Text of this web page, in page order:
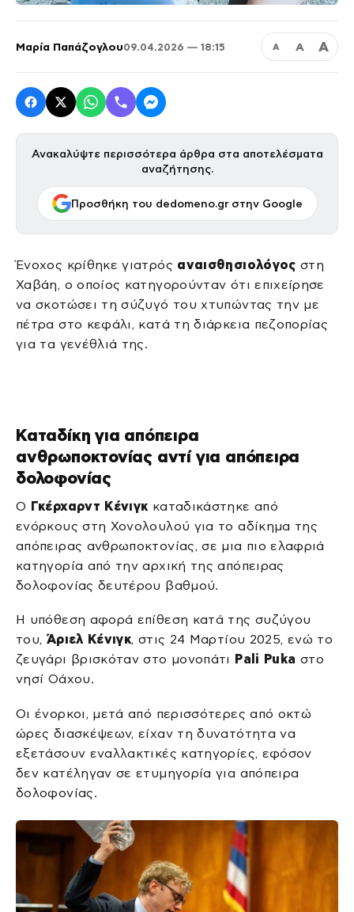
Μαρία Παπάζογλου09.04.2026 — 18:15 Α Α Α
Ανακαλύψτε περισσότερα άρθρα στα αποτελέσματα
αναζήτησης.
Προσθήκη του dedomeno.gr στην Google
Ένοχος κρίθηκε γιατρός αναισθησιολόγος στη
Χαβάη, ο οποίος κατηγορούνταν ότι επιχείρησε
να σκοτώσει τη σύζυγό του χτυπώντας την με
πέτρα στο κεφάλι, κατά τη διάρκεια πεζοπορίας
για τα γενέθλιά της.
Καταδίκη για απόπειρα
ανθρωποκτονίας αντί για απόπειρα
δολοφονίας
Ο Γκέρχαρντ Κένιγκ καταδικάστηκε από
ενόρκους στη Χονολουλού για το αδίκημα της
απόπειρας ανθρωποκτονίας, σε μια πιο ελαφριά
κατηγορία από την αρχική της απόπειρας
δολοφονίας δευτέρου βαθμού.
Η υπόθεση αφορά επίθεση κατά της συζύγου
του, Άριελ Κένιγκ, στις 24 Μαρτίου 2025, ενώ το
ζευγάρι βρισκόταν στο μονοπάτι
Pali Puka στο
νησί Οάχου.
Οι ένορκοι, μετά από περισσότερες από οκτώ
ώρες διασκέψεων, είχαν τη δυνατότητα να
εξετάσουν εναλλακτικές κατηγορίες, εφόσον
δεν κατέληγαν σε ετυμηγορία για απόπειρα
δολοφονίας.